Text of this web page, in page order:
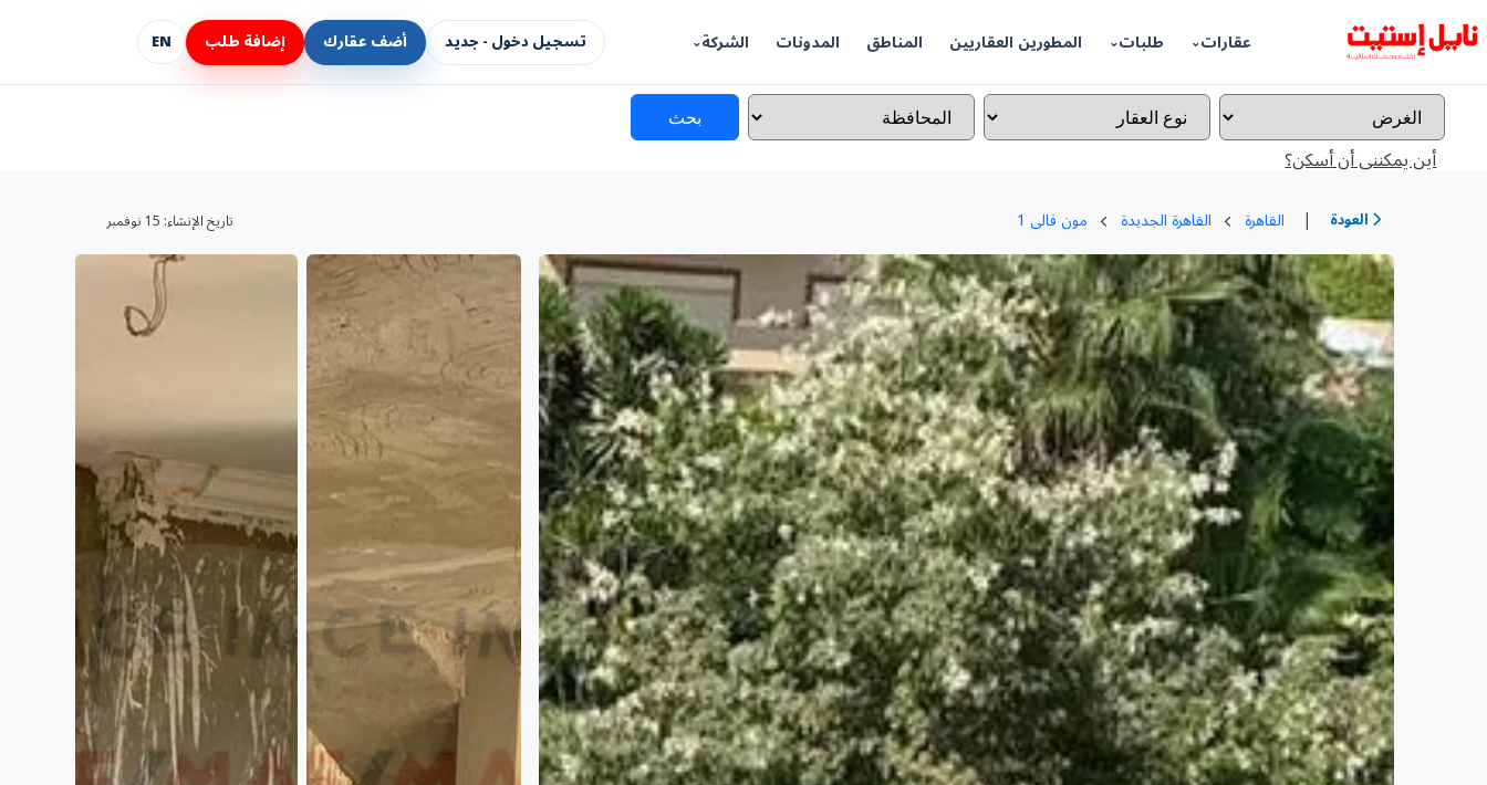
عقارات طلبات المطورين العقاريين المناطق المدونات الشركة تسجيل دخول - جديد أضف عقارك إضافة طلب EN
بحث
أين يمكننى أن أسكن؟
العودة | القاهرة القاهرة الجديدة مون فالى 1 تاريخ الإنشاء: